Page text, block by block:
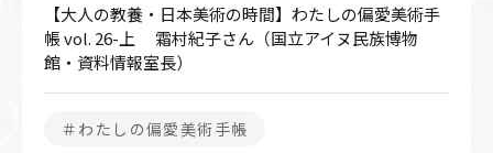
【大人の教養・日本美術の時間】わたしの偏愛美術手
帳 vol. 26-上 霜村紀子さん（国立アイヌ民族博物
館・資料情報室長）
＃わたしの偏愛美術手帳